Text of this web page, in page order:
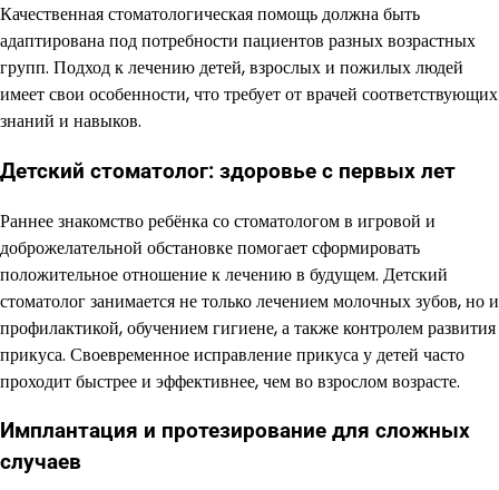
Качественная стоматологическая помощь должна быть
адаптирована под потребности пациентов разных возрастных
групп. Подход к лечению детей, взрослых и пожилых людей
имеет свои особенности, что требует от врачей соответствующих
знаний и навыков.
Детский стоматолог: здоровье с первых лет
Раннее знакомство ребёнка со стоматологом в игровой и
доброжелательной обстановке помогает сформировать
положительное отношение к лечению в будущем. Детский
стоматолог занимается не только лечением молочных зубов, но и
профилактикой, обучением гигиене, а также контролем развития
прикуса. Своевременное исправление прикуса у детей часто
проходит быстрее и эффективнее, чем во взрослом возрасте.
Имплантация и протезирование для сложных
случаев